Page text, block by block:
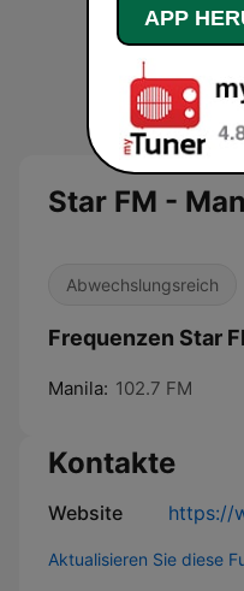
Star FM -
Abwechslungsreich
Frequenzen Star
Manila: 102.7 FM
Kontakte
Website https://
Aktualisieren Sie diese
APP